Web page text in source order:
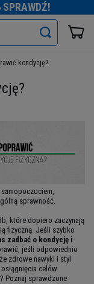
SPRAWDŹ!
kondycję?
sprawność.
które dopiero zaczynają
fizyczną. Jeśli szybko
zadbać o kondycję i
jeśli odpowiednio
zdrowe nawyki i styl
celów
Poznaj sprawdzone